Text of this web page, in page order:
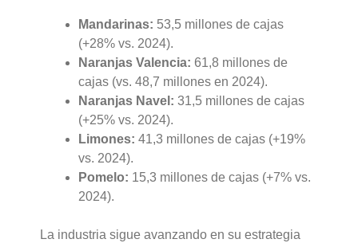
Mandarinas: 53,5 millones de cajas
(+28% vs. 2024).
Naranjas Valencia: 61,8 millones de
cajas (vs. 48,7 millones en 2024).
Naranjas Navel: 31,5 millones de cajas
(+25% vs. 2024).
Limones: 41,3 millones de cajas (+19%
vs. 2024).
Pomelo: 15,3 millones de cajas (+7% vs.
2024).
La industria sigue avanzando en su estrategia